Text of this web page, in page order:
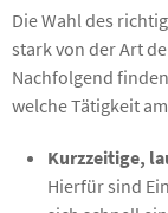
Die Wahl des
stark von der Art
Nachfolgend
welche Tätigkeit
Kurzzeitige,
Hierfür sind